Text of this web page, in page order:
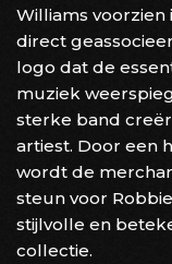
Williams
direct
logo dat de
muziek
sterke band
artiest. Door een
wordt de
steun voor
stijlvolle en
collectie.